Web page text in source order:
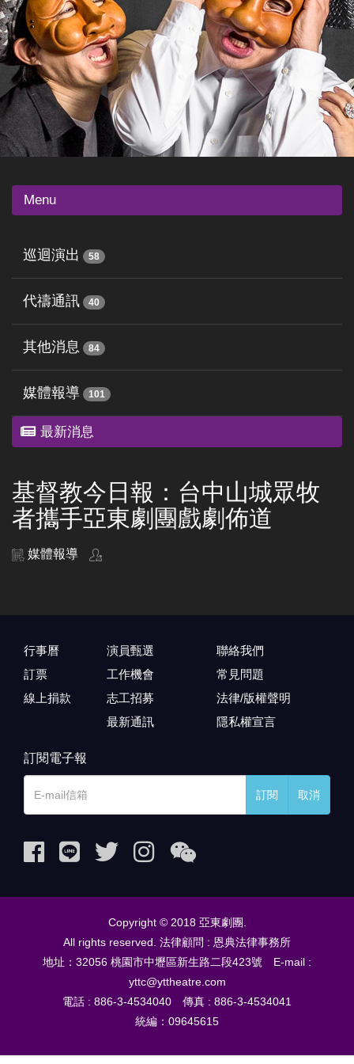
Menu
巡迴演出 58
代禱通訊 40
其他消息 84
媒體報導 101
最新消息
基督教今日報：台中山城眾牧
者攜手亞東劇團戲劇佈道
媒體報導
行事曆
訂票
線上捐款
演員甄選
工作機會
志工招募
最新通訊
聯絡我們
常見問題
法律/版權聲明
隱私權宣言
訂閱電子報
訂閱 取消
Copyright © 2018 亞東劇團.
All rights reserved. 法律顧問 : 恩典法律事務所
地址：32056 桃園市中壢區新生路二段423號 E-mail :
yttc@yttheatre.com
電話 : 886-3-4534040 傳真 : 886-3-4534041
統編：09645615